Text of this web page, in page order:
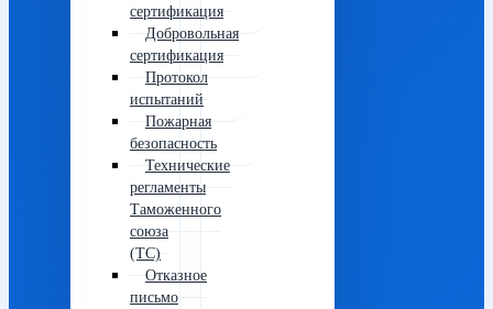
сертификация
Добровольная
сертификация
Протокол
испытаний
Пожарная
безопасность
Технические
регламенты
Таможенного
союза
(ТС)
Отказное
письмо